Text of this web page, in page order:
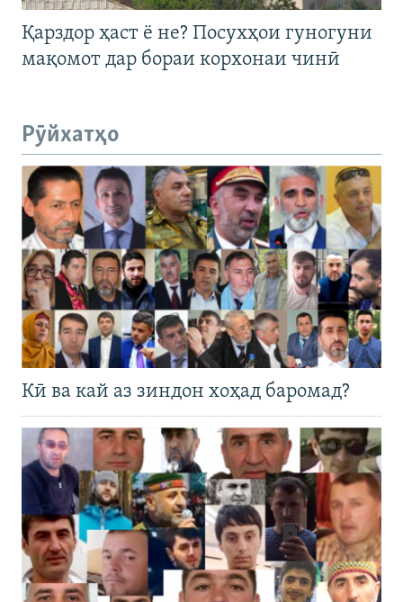
Қарздор ҳаст ё не? Посухҳои гуногуни
мақомот дар бораи корхонаи чинӣ
Рӯйхатҳо
Кӣ ва кай аз зиндон хоҳад баромад?